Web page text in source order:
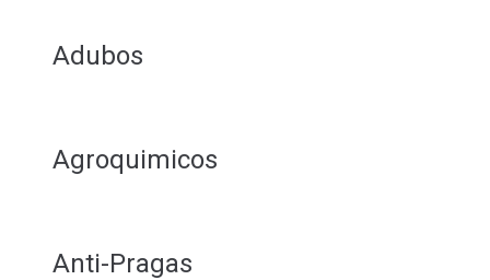
Adubos
Agroquimicos
Anti-Pragas